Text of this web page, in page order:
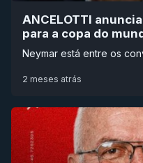
ANCELOTTI
para a copa do
Neymar está entre os
2 meses atrás